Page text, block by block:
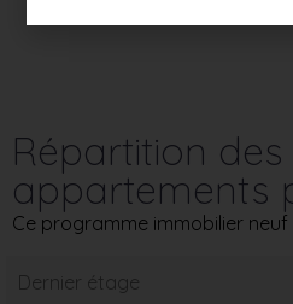
Répartition des
appartements
Ce programme immobilier
Dernier étage